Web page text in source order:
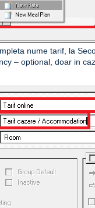
nume tarif, la
– optional, doar in